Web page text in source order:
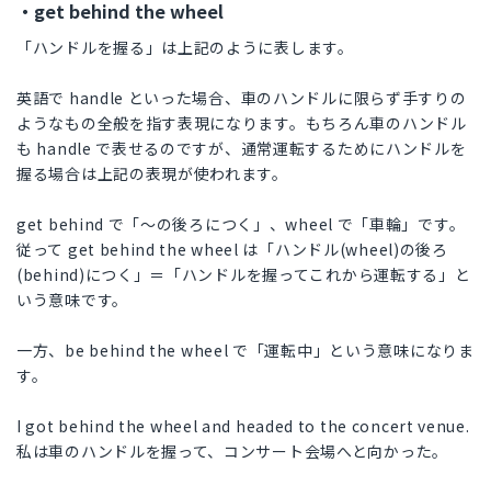
・get behind the wheel
「ハンドルを握る」は上記のように表します。
英語で handle といった場合、車のハンドルに限らず手すりの
ようなもの全般を指す表現になります。もちろん車のハンドル
も handle で表せるのですが、通常運転するためにハンドルを
握る場合は上記の表現が使われます。
get behind で「〜の後ろにつく」、wheel で「車輪」です。
従って get behind the wheel は「ハンドル(wheel)の後ろ
(behind)につく」＝「ハンドルを握ってこれから運転する」と
いう意味です。
一方、be behind the wheel で「運転中」という意味になりま
す。
I got behind the wheel and headed to the concert venue.
私は車のハンドルを握って、コンサート会場へと向かった。